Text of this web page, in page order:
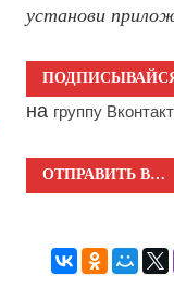
установи
на группу
ОТПРАВИТЬ В…